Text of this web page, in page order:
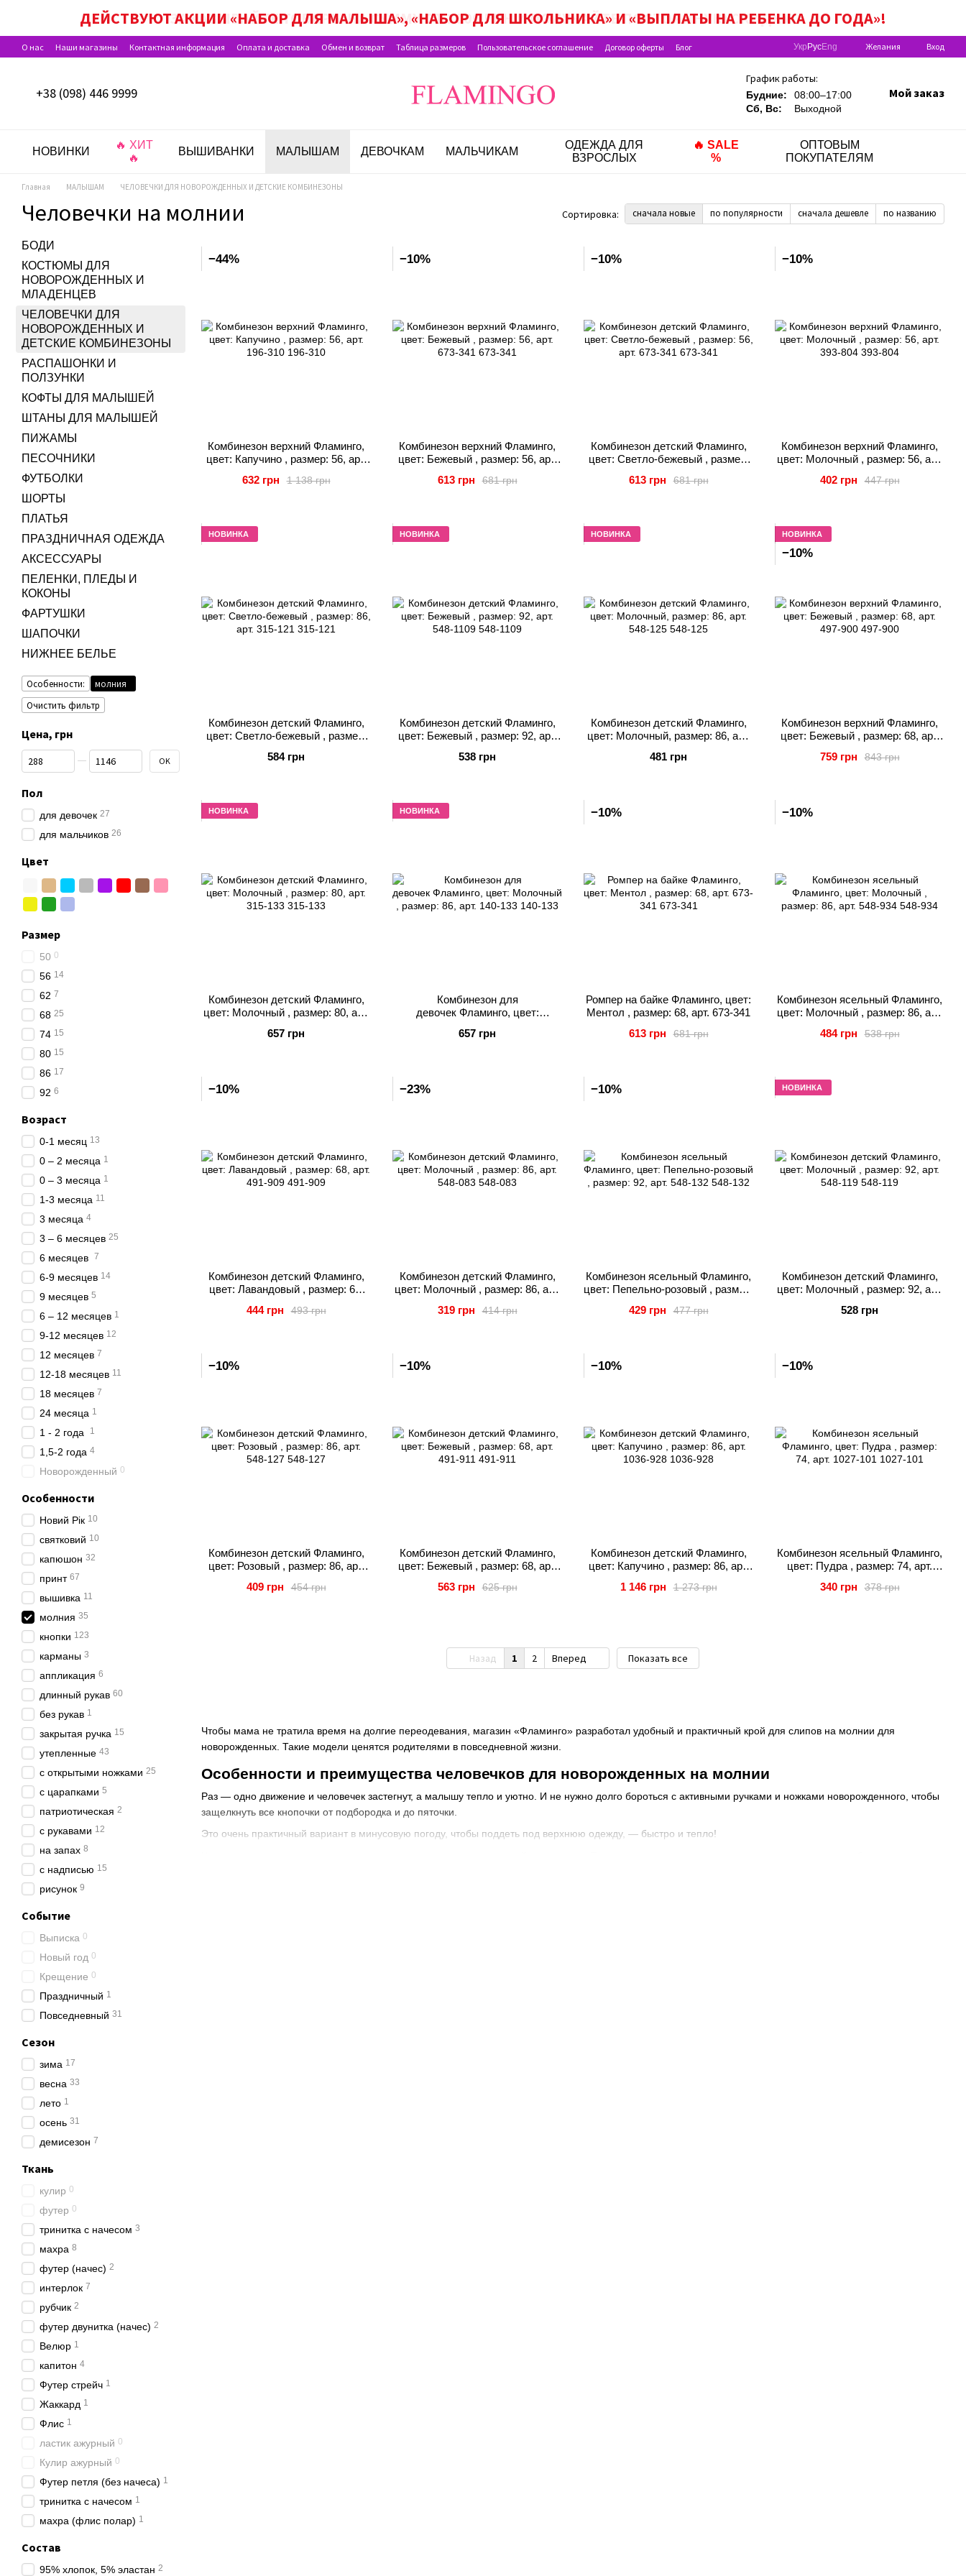
Перейти к основному контенту
ДЕЙСТВУЮТ АКЦИИ «НАБОР ДЛЯ МАЛЫША», «НАБОР ДЛЯ ШКОЛЬНИКА» И «ВЫПЛАТЫ НА РЕБEНКА ДО ГОДА»!
О нас Наши магазины Контактная информация Оплата и доставка Обмен и возврат Таблица размеров Пользовательское соглашение Договор оферты
Блог
Программа лояльности
Отзывы о магазине
Укр РусEng Желания Вход
+38 (098) 446 9999
График работы:
Будние:
08:00–17:00
Сб, Вс:
Выходной
Мой заказ
НОВИНКИ
🔥 ХИТ
🔥
ВЫШИВАНКИ МАЛЫШАМ ДЕВОЧКАМ МАЛЬЧИКАМ
ОДЕЖДА ДЛЯ
ВЗРОСЛЫХ
🔥 SALE
%
ОПТОВЫМ
ПОКУПАТЕЛЯМ
Главная МАЛЫШАМ ЧЕЛОВЕЧКИ ДЛЯ НОВОРОЖДЕННЫХ И ДЕТСКИЕ КОМБИНЕЗОНЫ
Человечки на молнии Сортировка: сначала новые по популярности сначала дешевле по названию
Чтобы мама не тратила время на долгие переодевания, магазин «Фламинго» разработал удобный и практичный крой для слипов на молнии для
новорожденных. Такие модели ценятся родителями в повседневной жизни.
Особенности и преимущества человечков для новорожденных на молнии
Раз — одно движение и человечек застегнут, а малышу тепло и уютно. И не нужно долго бороться с активными ручками и ножками новорожденного, чтобы
защелкнуть все кнопочки от подбородка и до пяточки.
Это очень практичный вариант в минусовую погоду, чтобы поддеть под верхнюю одежду, — быстро и тепло!
−44%
Комбинезон верхний Фламинго,
цвет: Капучино , размер: 56, арт.
1 138 грн
632 грн
−10%
Комбинезон верхний Фламинго,
цвет: Бежевый , размер: 56, арт.
681 грн
613 грн
−10%
Комбинезон детский Фламинго,
цвет: Светло-бежевый , размер:
681 грн
613 грн
−10%
Комбинезон верхний Фламинго,
цвет: Молочный , размер: 56, арт.
447 грн
402 грн
НОВИНКА
Комбинезон детский Фламинго,
цвет: Светло-бежевый , размер:
584 грн
НОВИНКА
Комбинезон детский Фламинго,
цвет: Бежевый , размер: 92, арт.
538 грн
НОВИНКА
Комбинезон детский Фламинго,
цвет: Молочный, размер: 86, арт.
481 грн
НОВИНКА
−10%
Комбинезон верхний Фламинго,
цвет: Бежевый , размер: 68, арт.
843 грн
759 грн
НОВИНКА
Комбинезон детский Фламинго,
цвет: Молочный , размер: 80, арт.
657 грн
НОВИНКА
Комбинезон для
девочек Фламинго, цвет:
133
657 грн
−10%
Ромпер на байке Фламинго, цвет:
Ментол , размер: 68, арт. 673-341
681 грн
613 грн
−10%
Комбинезон ясельный Фламинго,
цвет: Молочный , размер: 86, арт.
538 грн
484 грн
−10%
Комбинезон детский Фламинго,
цвет: Лавандовый , размер: 68,
493 грн
444 грн
−23%
Комбинезон детский Фламинго,
цвет: Молочный , размер: 86, арт.
414 грн
319 грн
−10%
Комбинезон ясельный Фламинго,
цвет: Пепельно-розовый , размер:
477 грн
429 грн
НОВИНКА
Комбинезон детский Фламинго,
цвет: Молочный , размер: 92, арт.
528 грн
−10%
Комбинезон детский Фламинго,
цвет: Розовый , размер: 86, арт.
454 грн
409 грн
−10%
Комбинезон детский Фламинго,
цвет: Бежевый , размер: 68, арт.
625 грн
563 грн
−10%
Комбинезон детский Фламинго,
цвет: Капучино , размер: 86, арт.
1 273 грн
1 146 грн
−10%
Комбинезон ясельный Фламинго,
цвет: Пудра , размер: 74, арт.
378 грн
340 грн
Назад 1 2 Вперед Показать все
БОДИ
КОСТЮМЫ ДЛЯ
НОВОРОЖДЕННЫХ И
МЛАДЕНЦЕВ
ЧЕЛОВЕЧКИ ДЛЯ
НОВОРОЖДЕННЫХ И
ДЕТСКИЕ КОМБИНЕЗОНЫ
РАСПАШОНКИ И
ПОЛЗУНКИ
КОФТЫ ДЛЯ МАЛЫШЕЙ
ШТАНЫ ДЛЯ МАЛЫШЕЙ
ПИЖАМЫ
ПЕСОЧНИКИ
ФУТБОЛКИ
ШОРТЫ
ПЛАТЬЯ
ПРАЗДНИЧНАЯ ОДЕЖДА
АКСЕССУАРЫ
ПЕЛЕНКИ, ПЛЕДЫ И
КОКОНЫ
ФАРТУШКИ
ШАПОЧКИ
НИЖНЕЕ БЕЛЬЕ
Особенности:
молния
Очистить фильтр
Цена, грн
От Цена, грн
До Цена, грн OK
Пол
для девочек 27
для мальчиков 26
Цвет
Размер
50 0
56 14
62 7
68 25
74 15
80 15
86 17
92 6
Возраст
0-1 месяц 13
0 – 2 месяца 1
0 – 3 месяца 1
1-3 месяца 11
3 месяца 4
3 – 6 месяцев 25
6 месяцев 7
6-9 месяцев 14
9 месяцев 5
6 – 12 месяцев 1
9-12 месяцев 12
12 месяцев 7
12-18 месяцев 11
18 месяцев 7
24 месяца 1
1 - 2 года 1
1,5-2 года 4
Новорожденный 0
Особенности
Новий Рік 10
святковий 10
капюшон 32
принт 67
вышивка 11
молния 35
кнопки 123
карманы 3
аппликация 6
длинный рукав 60
без рукав 1
закрытая ручка 15
утепленные 43
с открытыми ножками 25
с царапками 5
патриотическая 2
с рукавами 12
на запах 8
с надписью 15
рисунок 9
Событие
Выписка 0
Новый год 0
Крещение 0
Праздничный 1
Повседневный 31
Сезон
зима 17
весна 33
лето 1
осень 31
демисезон 7
Ткань
кулир 0
футер 0
тринитка с начесом 3
махра 8
футер (начес) 2
интерлок 7
рубчик 2
футер двунитка (начес) 2
Велюр 1
капитон 4
Футер стрейч 1
Жаккард 1
Флис 1
ластик ажурный 0
Кулир ажурный 0
Футер петля (без начеса) 1
тринитка с начесом 1
махра (флис полар) 1
Состав
95% хлопок, 5% эластан 2